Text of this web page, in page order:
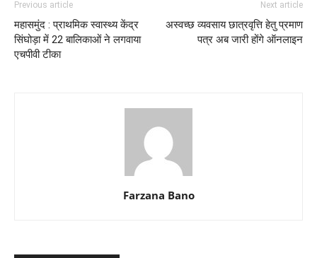
Previous article
महासमुंद : प्राथमिक स्वास्थ्य केंद्र
सिंघोड़ा में 22 बालिकाओं ने लगवाया
एचपीवी टीका
Next article
अस्वच्छ व्यवसाय छात्रवृत्ति हेतु प्रमाण
पत्र अब जारी होंगे ऑनलाइन
Farzana Bano